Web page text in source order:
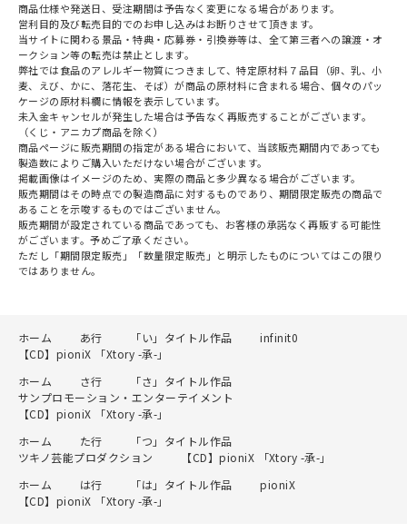
商品仕様や発送日、受注期間は予告なく変更になる場合があります。
営利目的及び転売目的でのお申し込みはお断りさせて頂きます。
当サイトに関わる景品・特典・応募券・引換券等は、全て第三者への譲渡・オ
ークション等の転売は禁止とします。
弊社では食品のアレルギー物質につきまして、特定原材料７品目（卵、乳、小
麦、えび、かに、落花生、そば）が商品の原材料に含まれる場合、個々のパッ
ケージの原材料欄に情報を表示しています。
未入金キャンセルが発生した場合は予告なく再販売することがございます。
（くじ・アニカプ商品を除く）
商品ページに販売期間の指定がある場合において、当該販売期間内であっても
製造数によりご購入いただけない場合がございます。
掲載画像はイメージのため、実際の商品と多少異なる場合がございます。
販売期間はその時点での製造商品に対するものであり、期間限定販売の商品で
あることを示唆するものではございません。
販売期間が設定されている商品であっても、お客様の承諾なく再販する可能性
がございます。予めご了承ください。
ただし「期間限定販売」「数量限定販売」と明示したものについてはこの限り
ではありません。
ホーム あ行 「い」タイトル作品
infinit0
【CD】pioniX 「Xtory -承-」
ホーム
さ行
「さ」タイトル作品
サンプロモーション・エンターテイメント
【CD】pioniX 「Xtory -承-」
ホーム
た行
「つ」タイトル作品
ツキノ芸能プロダクション
【CD】pioniX 「Xtory -承-」
ホーム
は行 「は」タイトル作品
pioniX
【CD】pioniX 「Xtory -承-」